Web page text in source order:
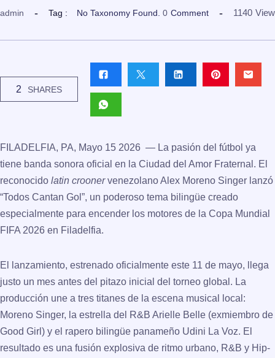
admin Tag : No Taxonomy Found. 0 Comment 1140 View
2 SHARES
FILADELFIA, PA, Mayo 15 2026 — La pasión del fútbol ya
tiene banda sonora oficial en la Ciudad del Amor Fraternal. El
reconocido latin croonervenezolano Alex Moreno Singer lanzó
“Todos Cantan Gol”, un poderoso tema bilingüe creado
especialmente para encender los motores de la Copa Mundial
FIFA 2026 en Filadelfia.
El lanzamiento, estrenado oficialmente este 11 de mayo, llega
justo un mes antes del pitazo inicial del torneo global. La
producción une a tres titanes de la escena musical local:
Moreno Singer, la estrella del R&B Arielle Belle (exmiembro de
Good Girl) y el rapero bilingüe panameño Udini La Voz. El
resultado es una fusión explosiva de ritmo urbano, R&B y Hip-